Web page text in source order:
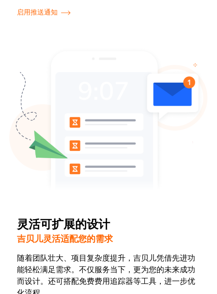
启用推送通知
灵活可扩展的设计
吉贝儿灵活适配您的需求
随着团队壮大、项目复杂度提升，吉贝儿凭借先进功
能轻松满足需求。不仅服务当下，更为您的未来成功
而设计。还可搭配免费费用追踪器等工具，进一步优